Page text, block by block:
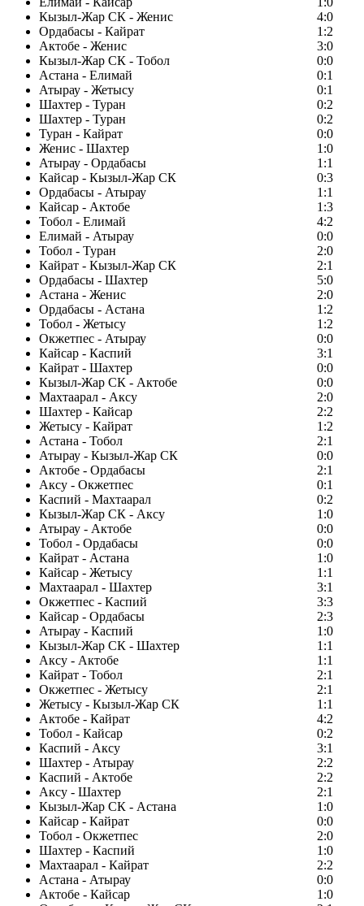
Кызыл-Жар СК - Женис
4:0
Ордабасы - Кайрат
1:2
Актобе - Женис
3:0
Кызыл-Жар СК - Тобол
0:0
Астана - Елимай
0:1
Атырау - Жетысу
0:1
Шахтер - Туран
0:2
Шахтер - Туран
0:2
Туран - Кайрат
0:0
Женис - Шахтер
1:0
Атырау - Ордабасы
1:1
Кайсар - Кызыл-Жар СК
0:3
Ордабасы - Атырау
1:1
Кайсар - Актобе
1:3
Тобол - Елимай
4:2
Елимай - Атырау
0:0
Тобол - Туран
2:0
Кайрат - Кызыл-Жар СК
2:1
Ордабасы - Шахтер
5:0
Астана - Женис
2:0
Ордабасы - Астана
1:2
Тобол - Жетысу
1:2
Окжетпес - Атырау
0:0
Кайсар - Каспий
3:1
Кайрат - Шахтер
0:0
Кызыл-Жар СК - Актобе
0:0
Махтаарал - Аксу
2:0
Шахтер - Кайсар
2:2
Жетысу - Кайрат
1:2
Астана - Тобол
2:1
Атырау - Кызыл-Жар СК
0:0
Актобе - Ордабасы
2:1
Аксу - Окжетпес
0:1
Каспий - Махтаарал
0:2
Кызыл-Жар СК - Аксу
1:0
Атырау - Актобе
0:0
Тобол - Ордабасы
0:0
Кайрат - Астана
1:0
Кайсар - Жетысу
1:1
Махтаарал - Шахтер
3:1
Окжетпес - Каспий
3:3
Кайсар - Ордабасы
2:3
Атырау - Каспий
1:0
Кызыл-Жар СК - Шахтер
1:1
Аксу - Актобе
1:1
Кайрат - Тобол
2:1
Окжетпес - Жетысу
2:1
Жетысу - Кызыл-Жар СК
1:1
Актобе - Кайрат
4:2
Тобол - Кайсар
0:2
Каспий - Аксу
3:1
Шахтер - Атырау
2:2
Каспий - Актобе
2:2
Аксу - Шахтер
2:1
Кызыл-Жар СК - Астана
1:0
Кайсар - Кайрат
0:0
Тобол - Окжетпес
2:0
Шахтер - Каспий
1:0
Махтаарал - Кайрат
2:2
Астана - Атырау
0:0
Актобе - Кайсар
1:0